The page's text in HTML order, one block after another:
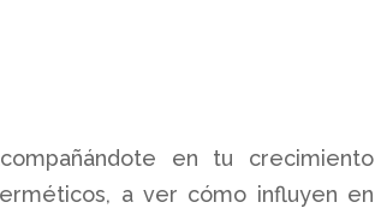
en tu crecimiento
a ver cómo influyen en